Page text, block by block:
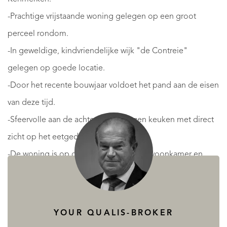
-Prachtige vrijstaande woning gelegen op een groot
perceel rondom.
-In geweldige, kindvriendelijke wijk "de Contreie"
gelegen op goede locatie.
-Door het recente bouwjaar voldoet het pand aan de eisen
van deze tijd.
-Sfeervolle aan de achterzijde gelegen keuken met direct
zicht op het eetgedeelte.
-De woning is op diverse plaatsen, o.a. woonkamer en
slaapkamers voorzien van airco.
-Tegelvloer op de begane grond met vloerverwarming.
YOUR QUALIS-BROKER